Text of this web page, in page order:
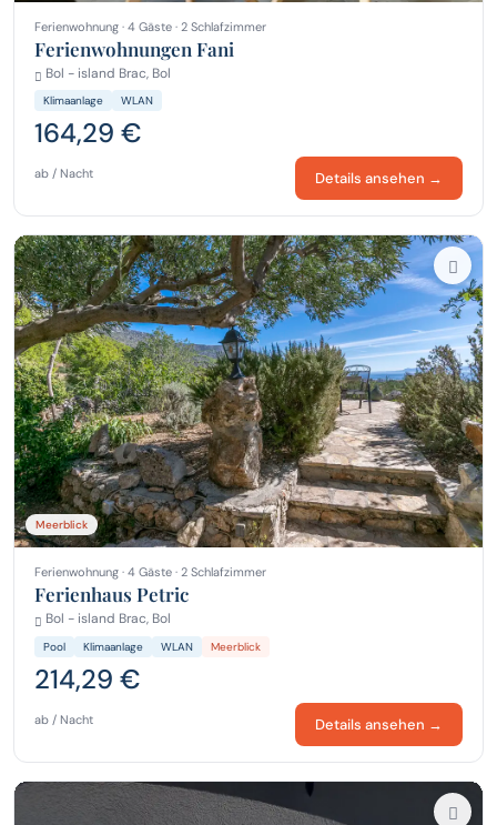
Ferienwohnung · 4 Gäste · 2 Schlafzimmer
Ferienwohnungen Fani
Bol - island Brac, Bol
Klimaanlage WLAN
164,29 €
ab / Nacht Details ansehen →
Meerblick
Ferienwohnung · 4 Gäste · 2 Schlafzimmer
Ferienhaus Petric
Bol - island Brac, Bol
Pool Klimaanlage WLAN Meerblick
214,29 €
ab / Nacht Details ansehen →